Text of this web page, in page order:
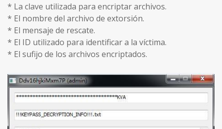
* La clave utilizada para encriptar archivos.
* El nombre del archivo de extorsión.
* El mensaje de rescate.
* El ID utilizado para identificar a la víctima.
* El sufijo de los archivos encriptados.